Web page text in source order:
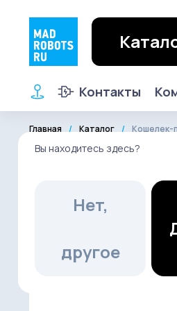
Вы находитесь здесь?
Нет,
другое
Контакты
Главная Каталог Кошелек-